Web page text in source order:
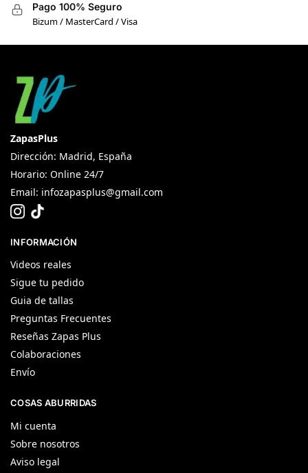
Pago 100% Seguro
Bizum / MasterCard / Visa
ZapasPlus
Dirección: Madrid, España
Horario: Online 24/7
Email: infozapasplus@gmail.com
INFORMACIÓN
Videos reales
Sigue tu pedido
Guia de tallas
Preguntas Frecuentes
Reseñas Zapas Plus
Colaboraciones
Envío
COSAS ABURRIDAS
Mi cuenta
Sobre nosotros
Aviso legal